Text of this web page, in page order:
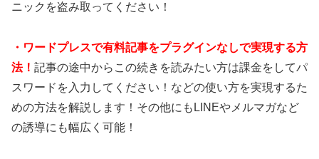
ニックを盗み取ってください！
・ワードプレスで有料記事をプラグインなしで実現する方
法！ 記事の途中からこの続きを読みたい方は課金をしてパ
スワードを入力してください！などの使い方を実現するた
めの方法を解説します！その他にもLINEやメルマガなど
の誘導にも幅広く可能！